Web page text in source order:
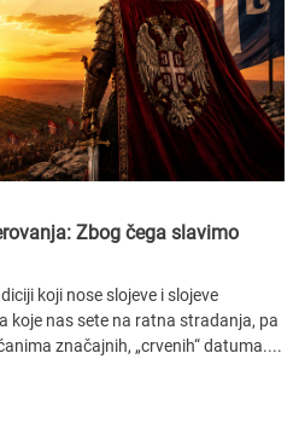
Zbog čega slavimo
koji nose slojeve i slojeve
koje nas sete na ratna stradanja, pa
značajnih, „crvenih“ datuma....